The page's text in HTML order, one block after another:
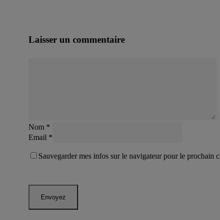
Laisser un commentaire
Nom *
Email *
Sauvegarder mes infos sur le navigateur pour le prochain